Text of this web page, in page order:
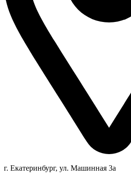
г. Екатеринбург, ул. Машинная 3а